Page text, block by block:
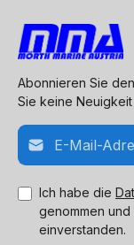
Abonnieren Sie
Sie keine
E-Mail-Adresse*
Ich habe die
genommen und
einverstanden.